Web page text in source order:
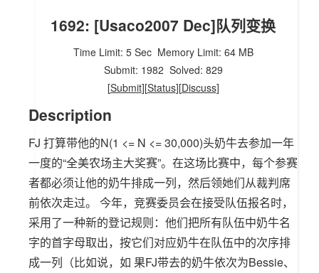
1692: [Usaco2007 Dec]队列变换
Time Limit: 5 Sec Memory Limit: 64 MB
Submit: 1982 Solved: 829
[Submit][Status][Discuss]
Description
FJ 打算带他的N(1 <= N <= 30,000)头奶牛去参加一年
一度的“全美农场主大奖赛”。在这场比赛中，每个参赛
者都必须让他的奶牛排成一列，然后领她们从裁判席
前依次走过。 今年，竞赛委员会在接受队伍报名时，
采用了一种新的登记规则：他们把所有队伍中奶牛名
字的首字母取出，按它们对应奶牛在队伍中的次序排
成一列（比如说，如 果FJ带去的奶牛依次为Bessie、